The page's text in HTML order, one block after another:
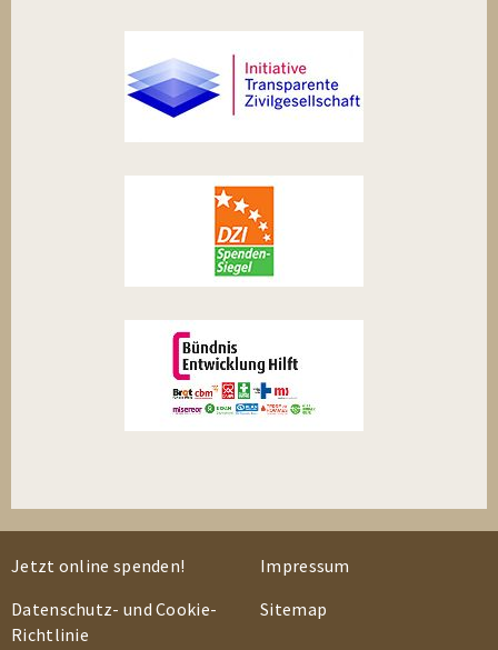
Jetzt online spenden!
Impressum
Datenschutz- und Cookie-
Richtlinie
Sitemap